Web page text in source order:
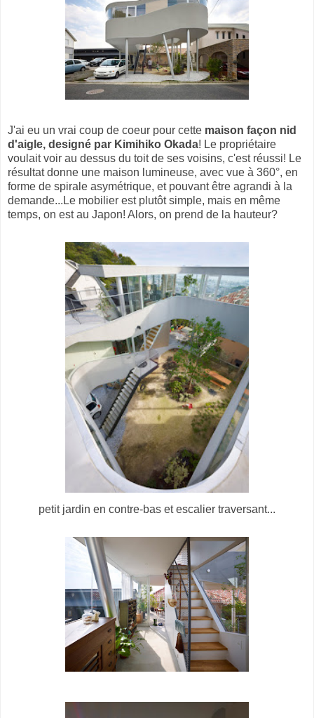
J'ai eu un vrai coup de coeur pour cette maison façon nid
d'aigle, designé par Kimihiko Okada! Le propriétaire
voulait voir au dessus du toit de ses voisins, c'est réussi! Le
résultat donne une maison lumineuse, avec vue à 360°, en
forme de spirale asymétrique, et pouvant être agrandi à la
demande...Le mobilier est plutôt simple, mais en même
temps, on est au Japon! Alors, on prend de la hauteur?
petit jardin en contre-bas et escalier traversant...